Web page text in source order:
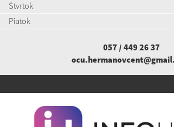
Štvrtok
Piatok
057 / 449 26 37